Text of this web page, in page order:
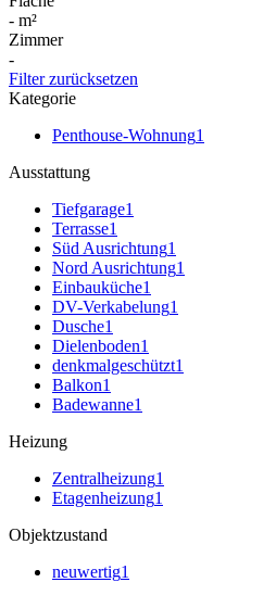
- m²
Zimmer
-
Filter zurücksetzen
Kategorie
Penthouse-Wohnung1
Ausstattung
Tiefgarage1
Terrasse1
Süd Ausrichtung1
Nord Ausrichtung1
Einbauküche1
DV-Verkabelung1
Dusche1
Dielenboden1
denkmalgeschützt1
Balkon1
Badewanne1
Heizung
Zentralheizung1
Etagenheizung1
Objektzustand
neuwertig1